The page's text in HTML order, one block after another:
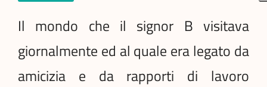
Il mondo che il signor B visitava
giornalmente ed al quale era legato da
amicizia e da rapporti di lavoro